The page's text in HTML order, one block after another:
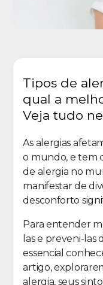
Tipos de
qual a
Veja tudo
As alergias
o mundo, e tem
de alergia no
manifestar de
desconforto
Para entender
las e preveni-las
essencial
artigo,
alergia, seus